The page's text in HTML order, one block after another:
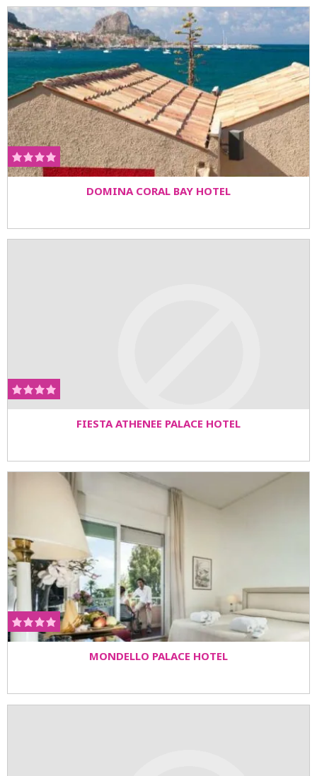
DOMINA CORAL BAY HOTEL
FIESTA ATHENEE PALACE HOTEL
MONDELLO PALACE HOTEL